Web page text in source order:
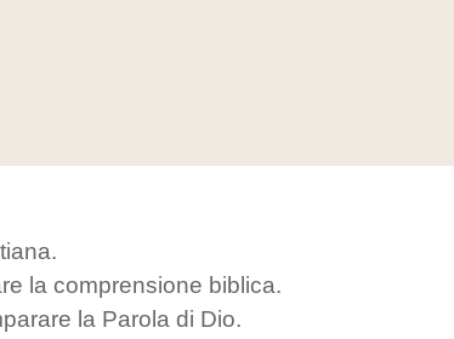
la comprensione biblica.
la Parola di Dio.